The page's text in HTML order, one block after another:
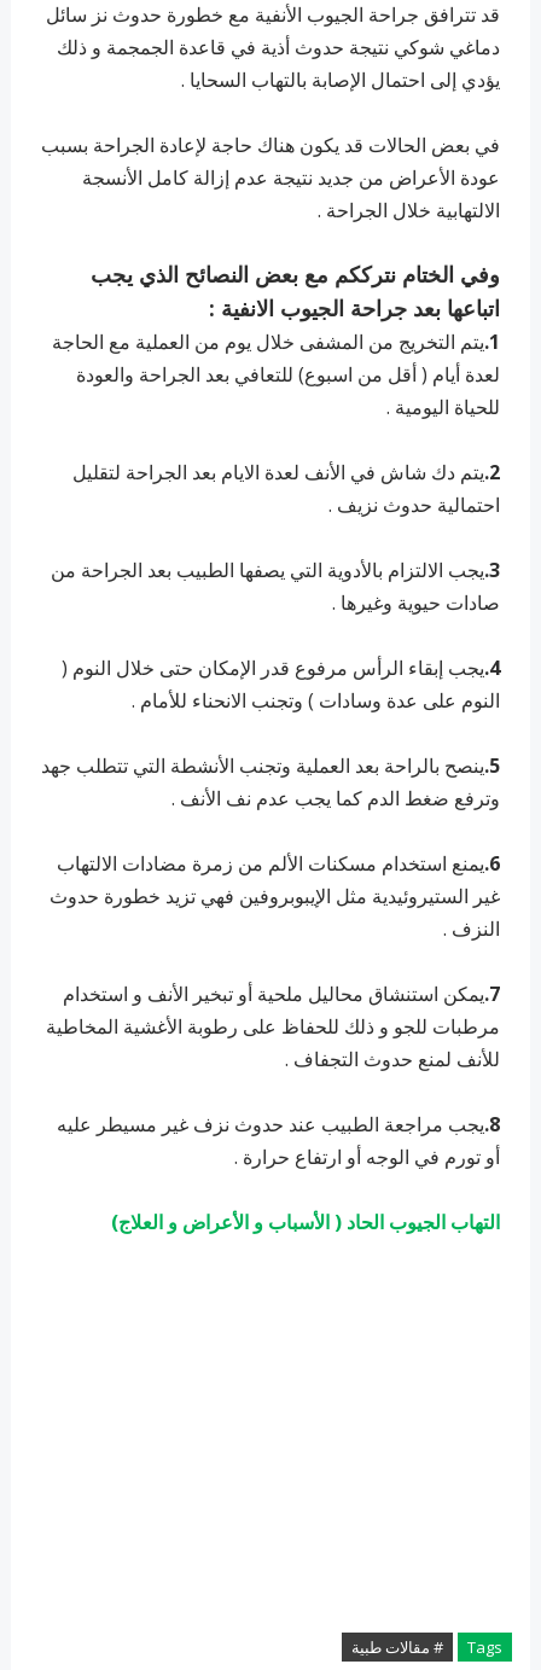
قد تترافق جراحة الجيوب الأنفية مع خطورة حدوث نز سائل
دماغي شوكي نتيجة حدوث أذية في قاعدة الجمجمة و ذلك
يؤدي إلى احتمال الإصابة بالتهاب السحايا .
في بعض الحالات قد يكون هناك حاجة لإعادة الجراحة بسبب
عودة الأعراض من جديد نتيجة عدم إزالة كامل الأنسجة
الالتهابية خلال الجراحة .
وفي الختام نترككم مع بعض النصائح الذي يجب
اتباعها بعد جراحة الجيوب الانفية :
1. يتم التخريج من المشفى خلال يوم من العملية مع الحاجة
لعدة أيام ( أقل من اسبوع) للتعافي بعد الجراحة والعودة
للحياة اليومية .
2. يتم دك شاش في الأنف لعدة الايام بعد الجراحة لتقليل
احتمالية حدوث نزيف .
3.يجب الالتزام بالأدوية التي يصفها الطبيب بعد الجراحة من
صادات حيوية وغيرها .
4. يجب إبقاء الرأس مرفوع قدر الإمكان حتى خلال النوم (
النوم على عدة وسادات ) وتجنب الانحناء للأمام .
5. ينصح بالراحة بعد العملية وتجنب الأنشطة التي تتطلب جهد
وترفع ضغط الدم كما يجب عدم نف الأنف .
6. يمنع استخدام مسكنات الألم من زمرة مضادات الالتهاب
غير الستيروئيدية مثل الإيبوبروفين فهي تزيد خطورة حدوث
النزف .
7. يمكن استنشاق محاليل ملحية أو تبخير الأنف و استخدام
مرطبات للجو و ذلك للحفاظ على رطوبة الأغشية المخاطية
للأنف لمنع حدوث التجفاف .
8. يجب مراجعة الطبيب عند حدوث نزف غير مسيطر عليه
أو تورم في الوجه أو ارتفاع حرارة .
التهاب الجيوب الحاد ( الأسباب و الأعراض و العلاج)
Tags # مقالات طبية